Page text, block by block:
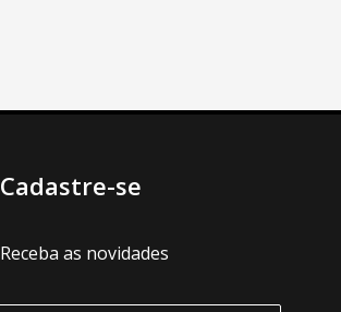
Cadastre-se
Receba as novidades